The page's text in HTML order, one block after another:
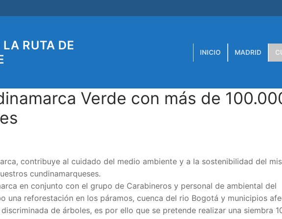
RUTA DE
INICIO MADRID
Verde con más de
contribuye al cuidado del medio ambiente y a la sostenibilidad del
cundinamarqueses.
en conjunto con el grupo de Carabineros y personal de ambiental del
una reforestación en los páramos, cuenca del rio Bogotá y municipios
de árboles, es por ello que se pretende realizar una siembra